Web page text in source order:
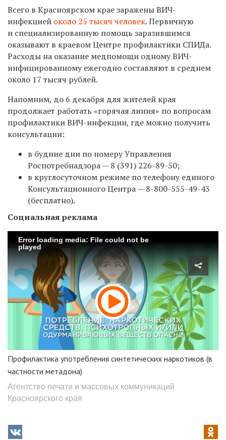
Всего в Красноярском крае заражены ВИЧ-
инфекцией около 25 тысяч человек. Первичную
и специализированную помощь заразившимся
оказывают в краевом Центре профилактики СПИДа.
Расходы на оказание медпомощи одному ВИЧ-
инфицированному ежегодно составляют в среднем
около 17 тысяч рублей.
Напомним, до 6 декабря для жителей края
продолжает работать «горячая линия» по вопросам
профилактики ВИЧ-инфекции, где можно получить
консультации:
в будние дни по номеру Управления
Роспотребнадзора — 8 (391) 226-89-50;
в круглосуточном режиме по телефону единого
Консультационного Центра — 8-800-555-49-43
(бесплатно).
Социальная реклама
Error loading media: File could not be
played
Профилактика употребления синтетических наркотиков (в
частности метадона)
Агентство печати и массовых коммуникаций
Красноярского края